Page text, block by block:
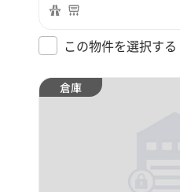
この物件を選択する
倉庫